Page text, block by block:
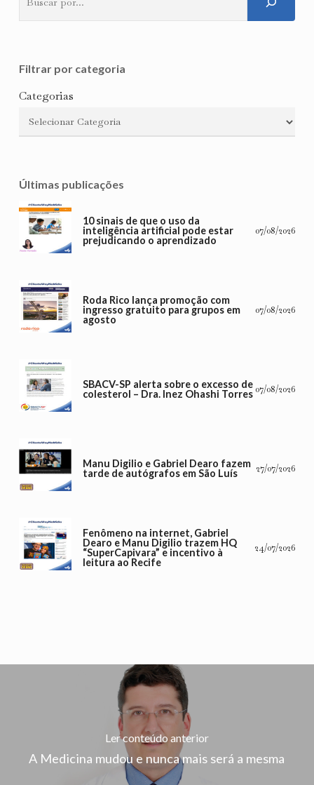
Filtrar por categoria
Categorias
Últimas publicações
10 sinais de que o uso da
inteligência artificial pode estar
prejudicando o aprendizado
07/08/2026
Roda Rico lança promoção com
ingresso gratuito para grupos em
agosto
07/08/2026
SBACV-SP alerta sobre o excesso de
colesterol – Dra. Inez Ohashi Torres 07/08/2026
Manu Digilio e Gabriel Dearo fazem
tarde de autógrafos em São Luís
27/07/2026
Fenômeno na internet, Gabriel
Dearo e Manu Digilio trazem HQ
“SuperCapivara” e incentivo à
leitura ao Recife
24/07/2026
Ler conteúdo anterior
A Medicina mudou e nunca mais será a mesma